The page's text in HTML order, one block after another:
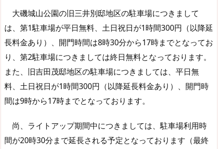
大磯城山公園の旧三井別邸地区の駐車場につきまして
は、第1駐車場が平日無料、土日祝日が1時間300円（以降延
長料金あり）、開門時間は8時30分から17時までとなってお
り、第2駐車場につきましては終日無料となっております。
また、旧吉田茂邸地区の駐車場につきましては、平日無
料、土日祝日が1時間300円（以降延長料金あり）、開門時
間は9時から17時までとなっております。
尚、ライトアップ期間中につきましては、駐車場利用時
間が20時30分まで延長される予定となっております（最終